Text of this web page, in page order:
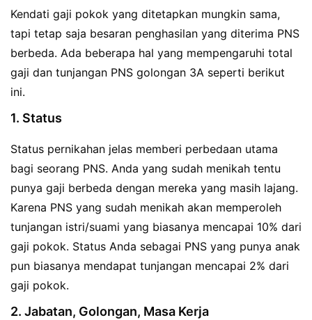
Kendati gaji pokok yang ditetapkan mungkin sama,
tapi tetap saja besaran penghasilan yang diterima PNS
berbeda. Ada beberapa hal yang mempengaruhi total
gaji dan tunjangan PNS golongan 3A seperti berikut
ini.
1. Status
Status pernikahan jelas memberi perbedaan utama
bagi seorang PNS. Anda yang sudah menikah tentu
punya gaji berbeda dengan mereka yang masih lajang.
Karena PNS yang sudah menikah akan memperoleh
tunjangan istri/suami yang biasanya mencapai 10% dari
gaji pokok. Status Anda sebagai PNS yang punya anak
pun biasanya mendapat tunjangan mencapai 2% dari
gaji pokok.
2. Jabatan, Golongan, Masa Kerja